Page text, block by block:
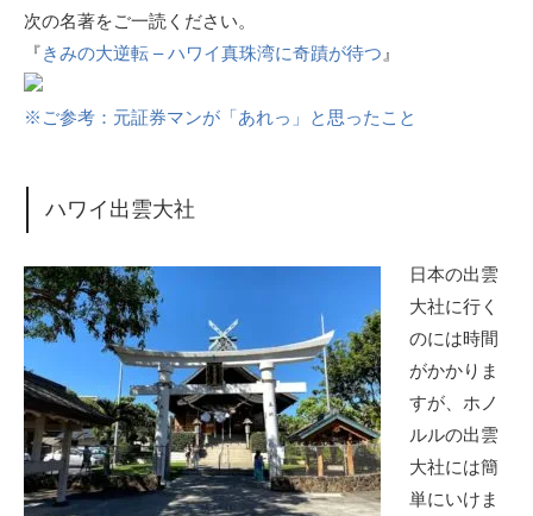
次の名著をご一読ください。
『きみの大逆転 – ハワイ真珠湾に奇蹟が待つ 』
※ご参考：元証券マンが「あれっ」と思ったこと
ハワイ出雲大社
日本の出雲
大社に行く
のには時間
がかかりま
すが、ホノ
ルルの出雲
大社には簡
単にいけま